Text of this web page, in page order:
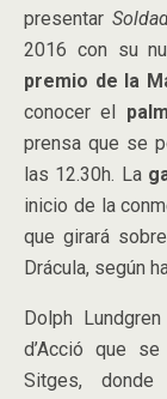
presentar
2016 con su
premio de la
conocer el
prensa que se
las 12.30h. La
inicio de la
que girará
Drácula, según
Dolph
d’Acció que
Sitges,